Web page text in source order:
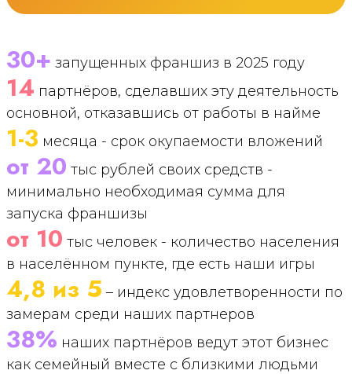
30+ запущенных франшиз в 2025 году
14 партнёров, сделавших эту деятельность
основной, отказавшись от работы в найме
1-3 месяца - срок окупаемости вложений
от 20 тыс рублей своих средств -
минимально необходимая сумма для
запуска франшизы
от 10 тыс человек - количество населения
в населённом пункте, где есть наши игры
4,8 из 5 – индекс удовлетворенности по
замерам среди наших партнеров
38% наших партнёров ведут этот бизнес
как семейный вместе с близкими людьми